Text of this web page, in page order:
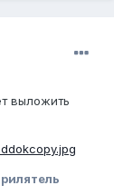
выложить